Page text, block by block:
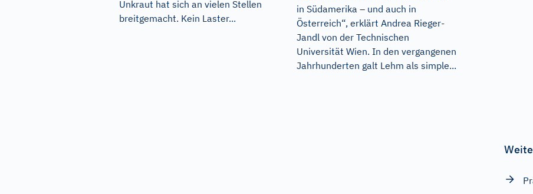
Unkraut hat sich an vielen Stellen
breitgemacht. Kein Laster...
in Südamerika – und auch in
Österreich“, erklärt Andrea Rieger-
Jandl von der Technischen
Universität Wien. In den vergangenen
Jahrhunderten galt Lehm als simple...